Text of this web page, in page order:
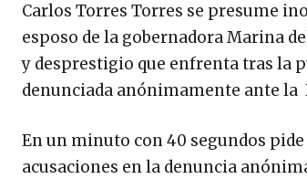
Carlos Torres Torres se presume
esposo de la gobernadora Marina
y desprestigio que enfrenta tras la
denunciada anónimamente ante la
En un minuto con 40 segundos
acusaciones en la denuncia